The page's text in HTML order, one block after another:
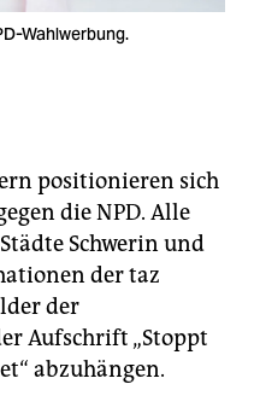
Wahlwerbung.
positionieren sich
die NPD. Alle
Schwerin und
der taz
der
Aufschrift „Stoppt
abzuhängen.